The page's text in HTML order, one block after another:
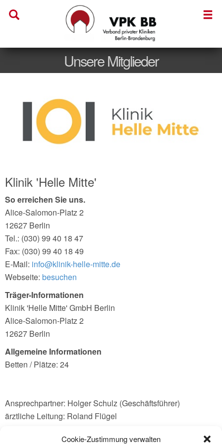
Cookie-Zustimmung verwalten
Unsere Mitglieder
Klinik 'Helle Mitte'
So erreichen Sie uns.
Alice-Salomon-Platz 2
12627 Berlin
Tel.: (030) 99 40 18 47
Fax: (030) 99 40 18 49
E-Mail: info@klinik-helle-mitte.de
Webseite: besuchen
Träger-Informationen
Klinik 'Helle Mitte' GmbH Berlin
Alice-Salomon-Platz 2
12627 Berlin
Allgemeine Informationen
Betten / Plätze: 24
Ansprechpartner: Holger Schulz (Geschäftsführer)
ärztliche Leitung: Roland Flügel
Parkplätze direkt im Haus